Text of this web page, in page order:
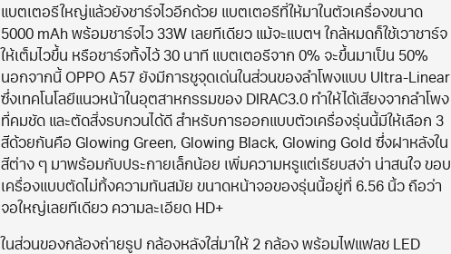
แบตเตอรีใหญ่แล้วยังชาร์จไวอีกด้วย แบตเตอรีที่ให้มาในตัวเครื่องขนาด
5000 mAh พร้อมชาร์จไว 33W เลยทีเดียว แม้จะแบตฯ ใกล้หมดก็ใช้เวาชาร์จ
ให้เต็มไวขึ้น หรือชาร์จทิ้งไว้ 30 นาที แบตเตอรีจาก 0% จะขึ้นมาเป็น 50%
นอกจากนี้ OPPO A57 ยังมีการชูจุดเด่นในส่วนของลำโพงแบบ Ultra-Linear
ซึ่งเทคโนโลยีแนวหน้าในอุตสาหกรรมของ DIRAC3.0 ทำให้ได้เสียงจากลำโพง
ที่คมชัด และตัดสิ่งรบกวนได้ดี สำหรับการออกแบบตัวเครื่องรุ่นนี้มีให้เลือก 3
สีด้วยกันคือ Glowing Green, Glowing Black, Glowing Gold ซึ่งฝาหลังใน
สีต่าง ๆ มาพร้อมกับประกายเล็กน้อย เพิ่มความหรูแต่เรียบสง่า น่าสนใจ ขอบ
เครื่องแบบตัดไม่ทิ้งความทันสมัย ขนาดหน้าจอของรุ่นนี้อยู่ที่ 6.56 นิ้ว ถือว่า
จอใหญ่เลยทีเดียว ความละเอียด HD+
ในส่วนของกล้องถ่ายรูป กล้องหลังใส่มาให้ 2 กล้อง พร้อมไฟแฟลช LED